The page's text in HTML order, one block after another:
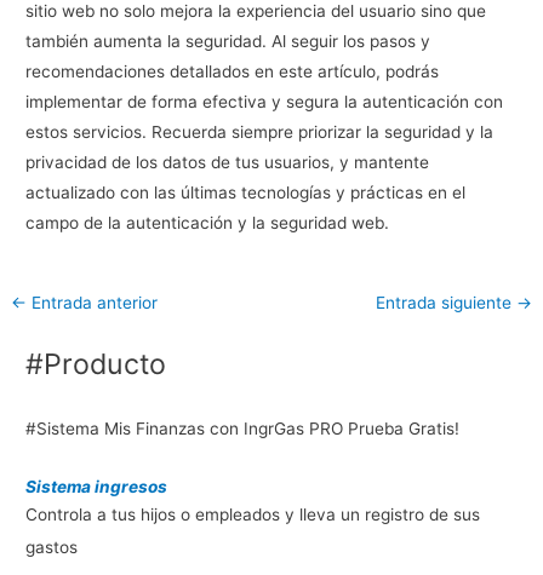
sitio web no solo mejora la experiencia del usuario sino que
también aumenta la seguridad. Al seguir los pasos y
recomendaciones detallados en este artículo, podrás
implementar de forma efectiva y segura la autenticación con
estos servicios. Recuerda siempre priorizar la seguridad y la
privacidad de los datos de tus usuarios, y mantente
actualizado con las últimas tecnologías y prácticas en el
campo de la autenticación y la seguridad web.
← Entrada anterior Entrada siguiente →
#Producto
#Sistema Mis Finanzas con IngrGas PRO Prueba Gratis!
Sistema ingresos
Controla a tus hijos o empleados y lleva un registro de sus
gastos